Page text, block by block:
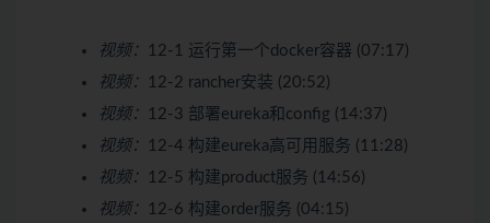
视频：
12-1 运行第一个docker容器 (07:17)
视频：
12-2 rancher安装 (20:52)
视频：
12-3 部署eureka和config (14:37)
视频：
12-4 构建eureka高可用服务 (11:28)
视频：
12-5 构建product服务 (14:56)
视频：
12-6 构建order服务 (04:15)